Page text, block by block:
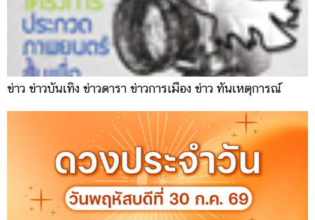
ข่าว ข่าวบันเทิง ข่าวดารา ข่าวการเมือง ข่าว ทันเหตุการณ์